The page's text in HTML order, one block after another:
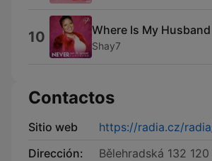
10 Where Is My Husband
Shay7
Contactos
Sitio web
https://radia.cz/
Dirección:
Bělehradská 132